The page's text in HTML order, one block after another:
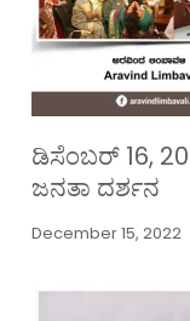
ಡಿಸೆಂಬರ್ 16,
ಜನತಾ ದರ್ಶನ
December 15, 2022